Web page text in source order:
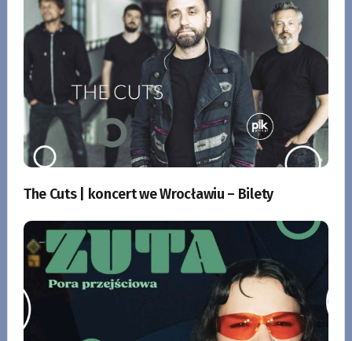
The Cuts | koncert we Wrocławiu – Bilety